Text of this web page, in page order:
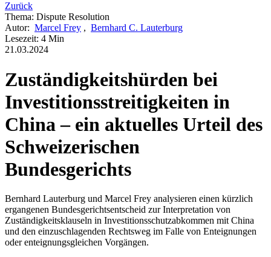
Zurück
Thema: Dispute Resolution
Autor: Marcel Frey , Bernhard C. Lauterburg
Lesezeit: 4 Min
21.03.2024
Zuständigkeitshürden bei
Investitionsstreitigkeiten in
China – ein aktuelles Urteil des
Schweizerischen
Bundesgerichts
Bernhard Lauterburg und Marcel Frey analysieren einen kürzlich
ergangenen Bundesgerichtsentscheid zur Interpretation von
Zuständigkeitsklauseln in Investitionsschutzabkommen mit China
und den einzuschlagenden Rechtsweg im Falle von Enteignungen
oder enteignungsgleichen Vorgängen.